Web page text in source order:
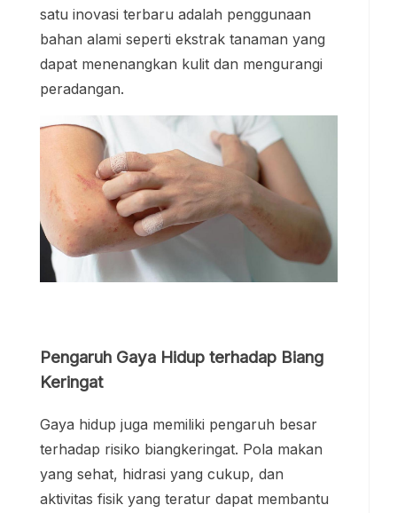
satu inovasi terbaru adalah penggunaan
bahan alami seperti ekstrak tanaman yang
dapat menenangkan kulit dan mengurangi
peradangan.
Pengaruh Gaya Hidup terhadap Biang
Keringat
Gaya hidup juga memiliki pengaruh besar
terhadap risiko biangkeringat. Pola makan
yang sehat, hidrasi yang cukup, dan
aktivitas fisik yang teratur dapat membantu